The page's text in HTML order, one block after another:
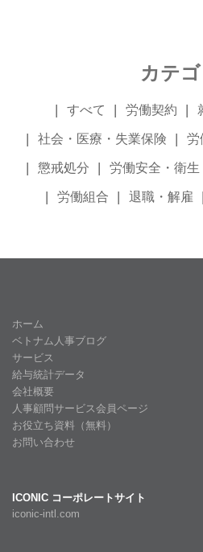
カテゴ
すべて 労働契約
社会・医療・失業保険 労
懲戒処分 労働安全・衛生
労働組合 退職・解雇
ホーム
ベトナム人事ブログ
サービス
給与統計データ
会社概要
人事顧問サービス会員ページ
お役立ち資料（無料）
お問い合わせ
ICONIC コーポレートサイト
iconic-intl.com